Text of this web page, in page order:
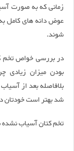
زمانی که به صورت
عوض دانه های کامل
شوند.
در بررسی خواص تخم
بودن میزان زیادی
بلافاصله بعد از
شد بهتر است خودتان
تخم کتان آسیاب نشده به مدت ۱ سال در دمای محیط